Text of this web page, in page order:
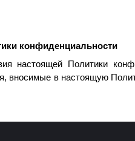
конфиденциальности
настоящей Политики
вносимые в настоящую